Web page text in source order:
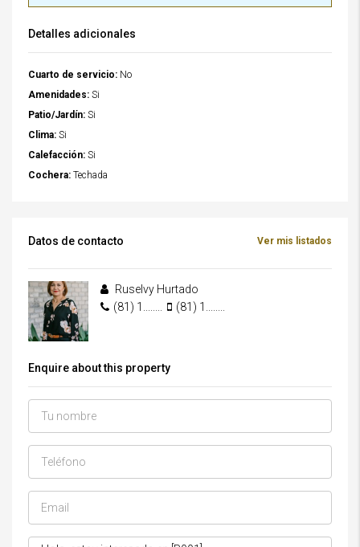
Detalles adicionales
Cuarto de servicio: No
Amenidades: Si
Patio/Jardín: Si
Clima: Si
Calefacción: Si
Cochera: Techada
Datos de contacto Ver mis listados
Ruselvy Hurtado
(81) 1........
(81) 1........
Enquire about this property